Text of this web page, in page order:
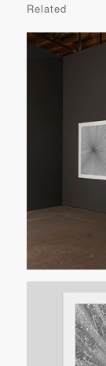
Related